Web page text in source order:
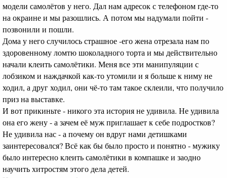
модели самолётов у него. Дал нам адресок с телефоном где-то
на окраине и мы разошлись. А потом мы надумали пойти -
позвонили и пошли.
Дома у него случилось страшное -его жена отрезала нам по
здоровенному ломтю шоколадного торта и мы действительно
начали клеить самолётики. Меня все эти манипуляции с
лобзиком и наждачкой как-то утомили и я больше к ниму не
ходил, а друг ходил, они чё-то там такое склеили, что получило
приз на выставке.
И вот прикиньте - никого эта история не удивила. Не удивила
она его жену - а зачем её муж приглашает к себе подростков?
Не удивила нас - а почему он вдруг нами детишками
заинтересовался? Всё как бы было просто и понятно - мужику
было интересно клеить самолётики в компашке и заодно
научить хитростям этого дела детей.